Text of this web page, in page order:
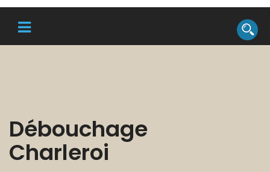
Débouchage
Charleroi